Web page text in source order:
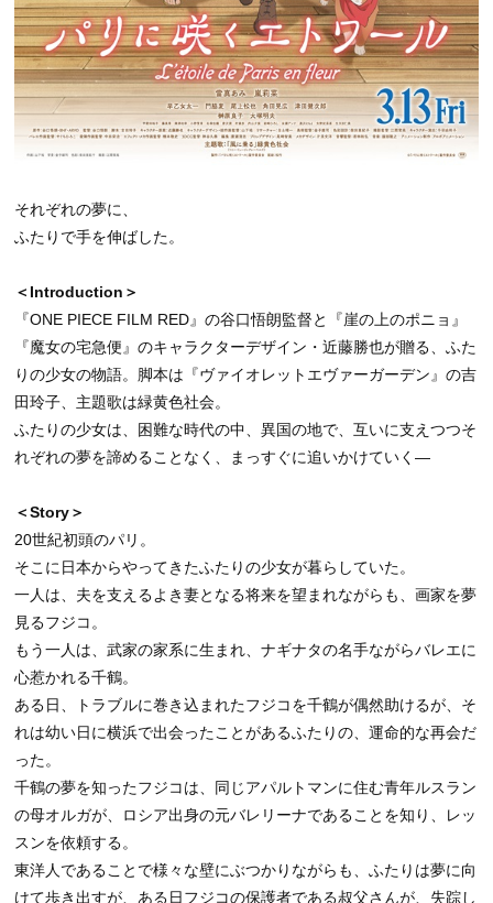
それぞれの夢に、
ふたりで手を伸ばした。
＜Introduction＞
『ONE PIECE FILM RED』の谷口悟朗監督と『崖の上のポニョ』
『魔女の宅急便』のキャラクターデザイン・近藤勝也が贈る、ふた
りの少女の物語。脚本は『ヴァイオレットエヴァーガーデン』の吉
田玲子、主題歌は緑黄色社会。
ふたりの少女は、困難な時代の中、異国の地で、互いに支えつつそ
れぞれの夢を諦めることなく、まっすぐに追いかけていく―
＜Story＞
20世紀初頭のパリ。
そこに日本からやってきたふたりの少女が暮らしていた。
一人は、夫を支えるよき妻となる将来を望まれながらも、画家を夢
見るフジコ。
もう一人は、武家の家系に生まれ、ナギナタの名手ながらバレエに
心惹かれる千鶴。
ある日、トラブルに巻き込まれたフジコを千鶴が偶然助けるが、そ
れは幼い日に横浜で出会ったことがあるふたりの、運命的な再会だ
った。
千鶴の夢を知ったフジコは、同じアパルトマンに住む青年ルスラン
の母オルガが、ロシア出身の元バレリーナであることを知り、レッ
スンを依頼する。
東洋人であることで様々な壁にぶつかりながらも、ふたりは夢に向
けて歩き出すが、ある日フジコの保護者である叔父さんが、失踪し